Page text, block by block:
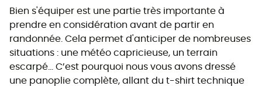
Bien s'équiper est une partie très importante à
prendre en considération avant de partir en
randonnée. Cela permet d'anticiper de nombreuses
situations : une météo capricieuse, un terrain
escarpé… C’est pourquoi nous vous avons dressé
une panoplie complète, allant du t-shirt technique